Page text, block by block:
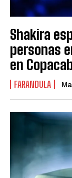
Shakira
personas
en
FARANDULA